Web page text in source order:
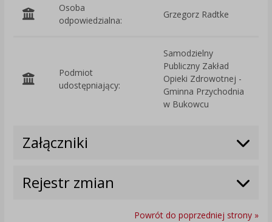
Osoba
odpowiedzialna:
Grzegorz Radtke
Podmiot
udostępniający:
Samodzielny
Publiczny Zakład
Opieki Zdrowotnej -
Gminna Przychodnia
w Bukowcu
Załączniki
Rejestr zmian
Powrót do poprzedniej strony »